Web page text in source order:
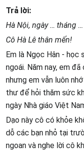
Trả lời:
Hà Nội, ngày … tháng
Cô Hà Lê thân mến!
Em là Ngọc Hân - học
ngoái. Năm nay, em
nhưng em vẫn luôn
thư để hỏi thăm sức
ngày Nhà giáo Việt
Dạo này cô có khỏe
dỗ các bạn nhỏ tại
ngoan và nghe lời cô